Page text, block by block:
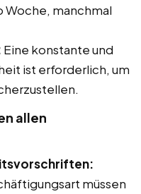
manchmal
Eine konstante und
ist erforderlich, um
allen
müssen